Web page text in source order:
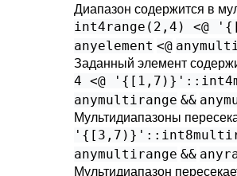
Диапазон содержится в
int4range(2,4) <@
anyelement <@
Заданный элемент
4 <@
anymultirange &&
Мультидиапазоны
anymultirange &&
Мультидиапазон